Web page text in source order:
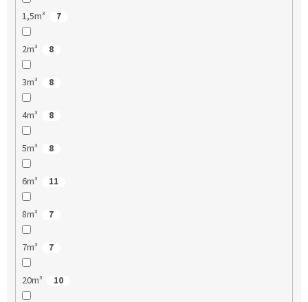
1,5m³ 7
2m³ 8
3m³ 8
4m³ 8
5m³ 8
6m³ 11
8m³ 7
7m³ 7
20m³ 10